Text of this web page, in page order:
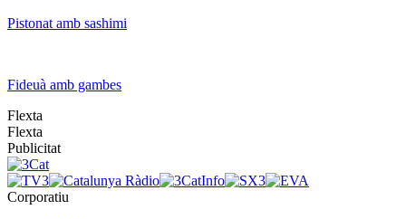
Pistonat amb sashimi
Fideuà amb gambes
Flexta
Flexta
Publicitat
Corporatiu